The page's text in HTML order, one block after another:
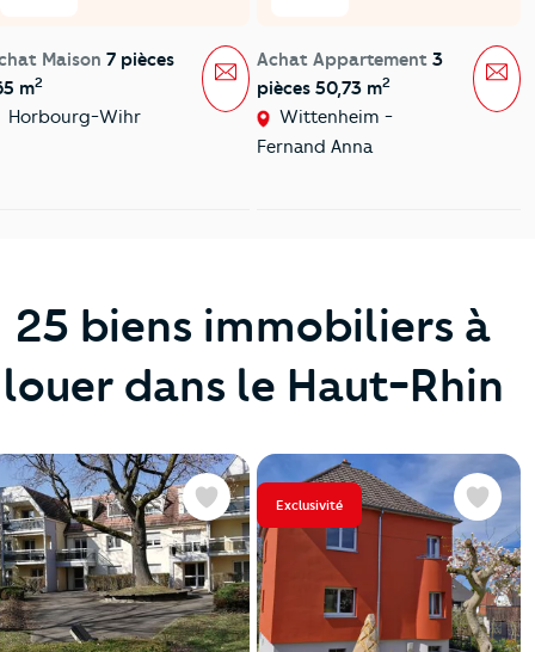
Maison 7 pièces
m2
Horbourg-Wihr
Message
Achat Appartement 3
pièces 50,73 m2
Wittenheim -
Fernand Anna
25 biens immobiliers à
louer dans le Haut-Rhin
Favoris Exclusivité Favoris